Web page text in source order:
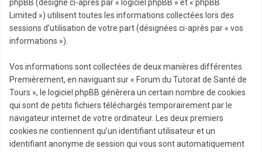
phpBB (désigné ci-après par « logiciel phpBB » et « phpBB
Limited ») utilisent toutes les informations collectées lors des
sessions d’utilisation de votre part (désignées ci-après par « vos
informations »).
Vos informations sont collectées de deux manières différentes.
Premièrement, en naviguant sur « Forum du Tutorat de Santé de
Tours », le logiciel phpBB génèrera un certain nombre de cookies
qui sont de petits fichiers téléchargés temporairement par le
navigateur internet de votre ordinateur. Les deux premiers
cookies ne contiennent qu’un identifiant utilisateur et un
identifiant anonyme de session qui vous sont automatiquement